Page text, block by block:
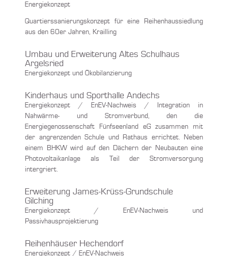
Energiekonzept
Quartierssanierungskonzept für eine Reihenhaussiedlung
aus den 60er Jahren, Krailling
Umbau und Erweiterung Altes Schulhaus
Argelsried
Energiekonzept und Ökobilanzierung
Kinderhaus und Sporthalle Andechs
Energiekonzept / EnEV-Nachweis / Integration in
Nahwärme- und Stromverbund, den die
Energiegenossenschaft Fünfseenland eG zusammen mit
der angrenzenden Schule und Rathaus errichtet. Neben
einem BHKW wird auf den Dächern der Neubauten eine
Photovoltaikanlage als Teil der Stromversorgung
intergriert.
Erweiterung James-Krüss-Grundschule
Gilching
Energiekonzept / EnEV-Nachweis und
Passivhausprojektierung
Reihenhäuser Hechendorf
Energiekonzept / EnEV-Nachweis